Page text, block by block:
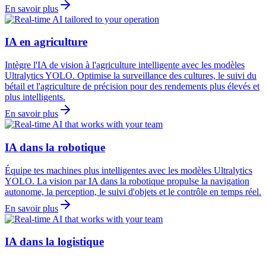
En savoir plus
IA en agriculture
Intègre l'IA de vision à l'agriculture intelligente avec les modèles
Ultralytics YOLO. Optimise la surveillance des cultures, le suivi du
bétail et l'agriculture de précision pour des rendements plus élevés et
plus intelligents.
En savoir plus
IA dans la robotique
Équipe tes machines plus intelligentes avec les modèles Ultralytics
YOLO. La vision par IA dans la robotique propulse la navigation
autonome, la perception, le suivi d'objets et le contrôle en temps réel.
En savoir plus
IA dans la logistique